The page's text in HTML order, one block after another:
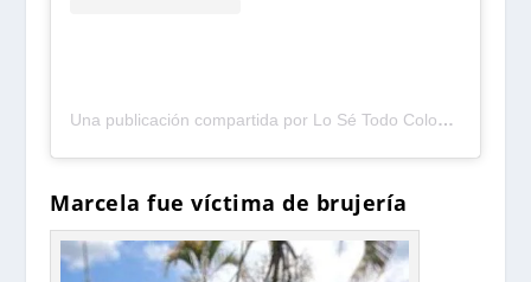
Una publicación compartida por Lo Sé Todo Colombia (@losetodocol)
Marcela fue víctima de brujería